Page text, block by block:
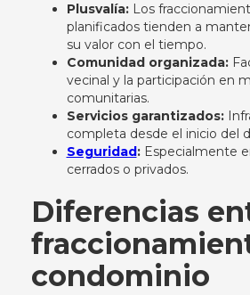
Plusvalía:Los
planificados tienden a
su valor con el tiempo.
Comunidad organizada:
vecinal y la participación en
comunitarias.
Servicios garantizados:
completa desde el inicio del
Seguridad:Especialmente
cerrados o privados.
Diferencias
condominio